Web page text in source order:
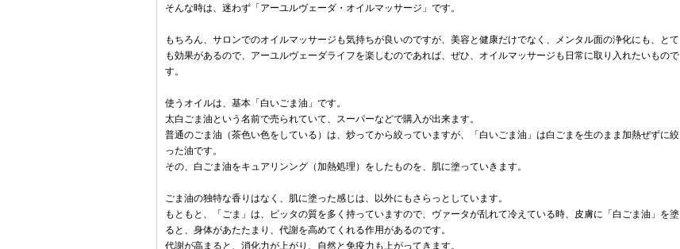
そんな時は、迷わず「アーユルヴェーダ・オイルマッサージ」です。
もちろん、サロンでのオイルマッサージも気持ちが良いのですが、美容と健康だけでなく、メンタル面の浄化にも、とて
も効果があるので、アーユルヴェーダライフを楽しむのであれば、ぜひ、オイルマッサージも日常に取り入れたいもので
す。
使うオイルは、基本「白いごま油」です。
太白ごま油という名前で売られていて、スーパーなどで購入が出来ます。
普通のごま油（茶色い色をしている）は、炒ってから絞っていますが、「白いごま油」は白ごまを生のまま加熱ぜずに絞
った油です。
その、白ごま油をキュアリンング（加熱処理）をしたものを、肌に塗っていきます。
ごま油の独特な香りはなく、肌に塗った感じは、以外にもさらっとしています。
もともと、「ごま」は、ピッタの質を多く持っていますので、ヴァータが乱れて冷えている時、皮膚に「白ごま油」を塗
ると、身体があたたまり、代謝を高めてくれる作用があるのです。
代謝が高まると、消化力が上がり、自然と免疫力も上がってきます。